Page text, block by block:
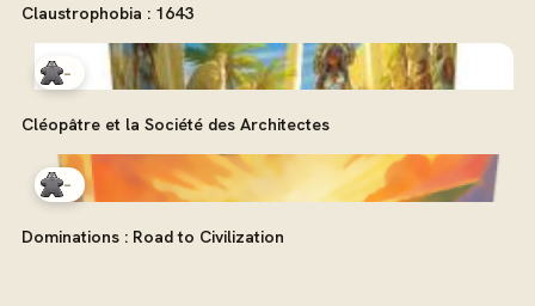
Claustrophobia : 1643
-
Cléopâtre et la Société des Architectes
-
Dominations : Road to Civilization